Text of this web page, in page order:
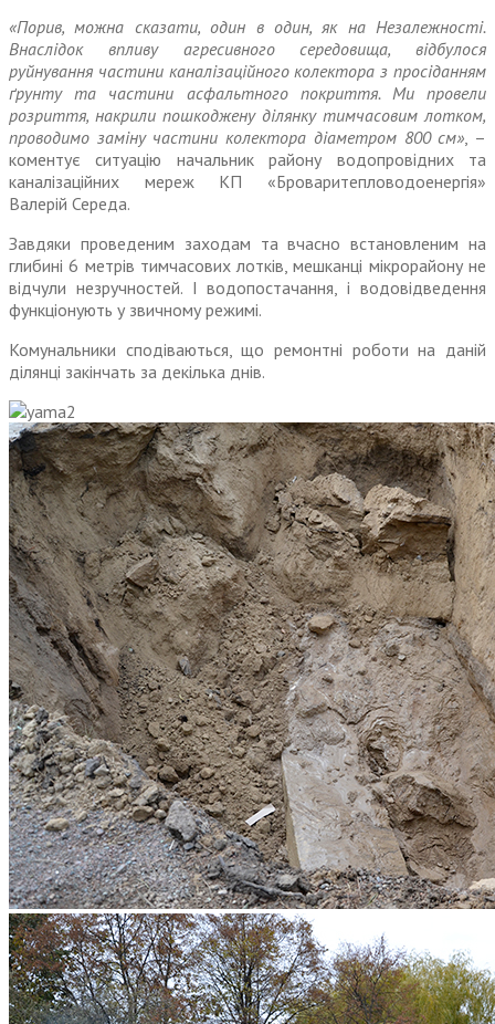
«Порив, можна сказати, один в один, як на Незалежності.
Внаслідок впливу агресивного середовища, відбулося
руйнування частини каналізаційного колектора з просіданням
ґрунту та частини асфальтного покриття. Ми провели
розриття, накрили пошкоджену ділянку тимчасовим лотком,
проводимо заміну частини колектора діаметром 800 см», –
коментує ситуацію начальник району водопровідних та
каналізаційних мереж КП «Броваритепловодоенергія»
Валерій Середа.
Завдяки проведеним заходам та вчасно встановленим на
глибині 6 метрів тимчасових лотків, мешканці мікрорайону не
відчули незручностей. І водопостачання, і водовідведення
функціонують у звичному режимі.
Комунальники сподіваються, що ремонтні роботи на даній
ділянці закінчать за декілька днів.